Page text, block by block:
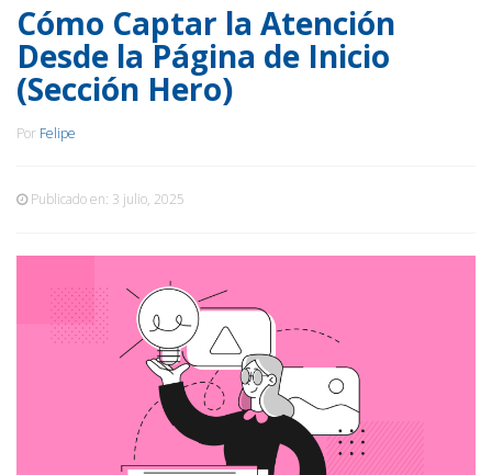
Cómo Captar la Atención
Desde la Página de Inicio
(Sección Hero)
Por Felipe
Publicado en: 3 julio, 2025